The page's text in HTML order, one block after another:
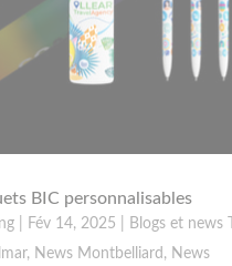
BIC personnalisables
| Fév 14, 2025
Blogs et news
, News Montbelliard , News